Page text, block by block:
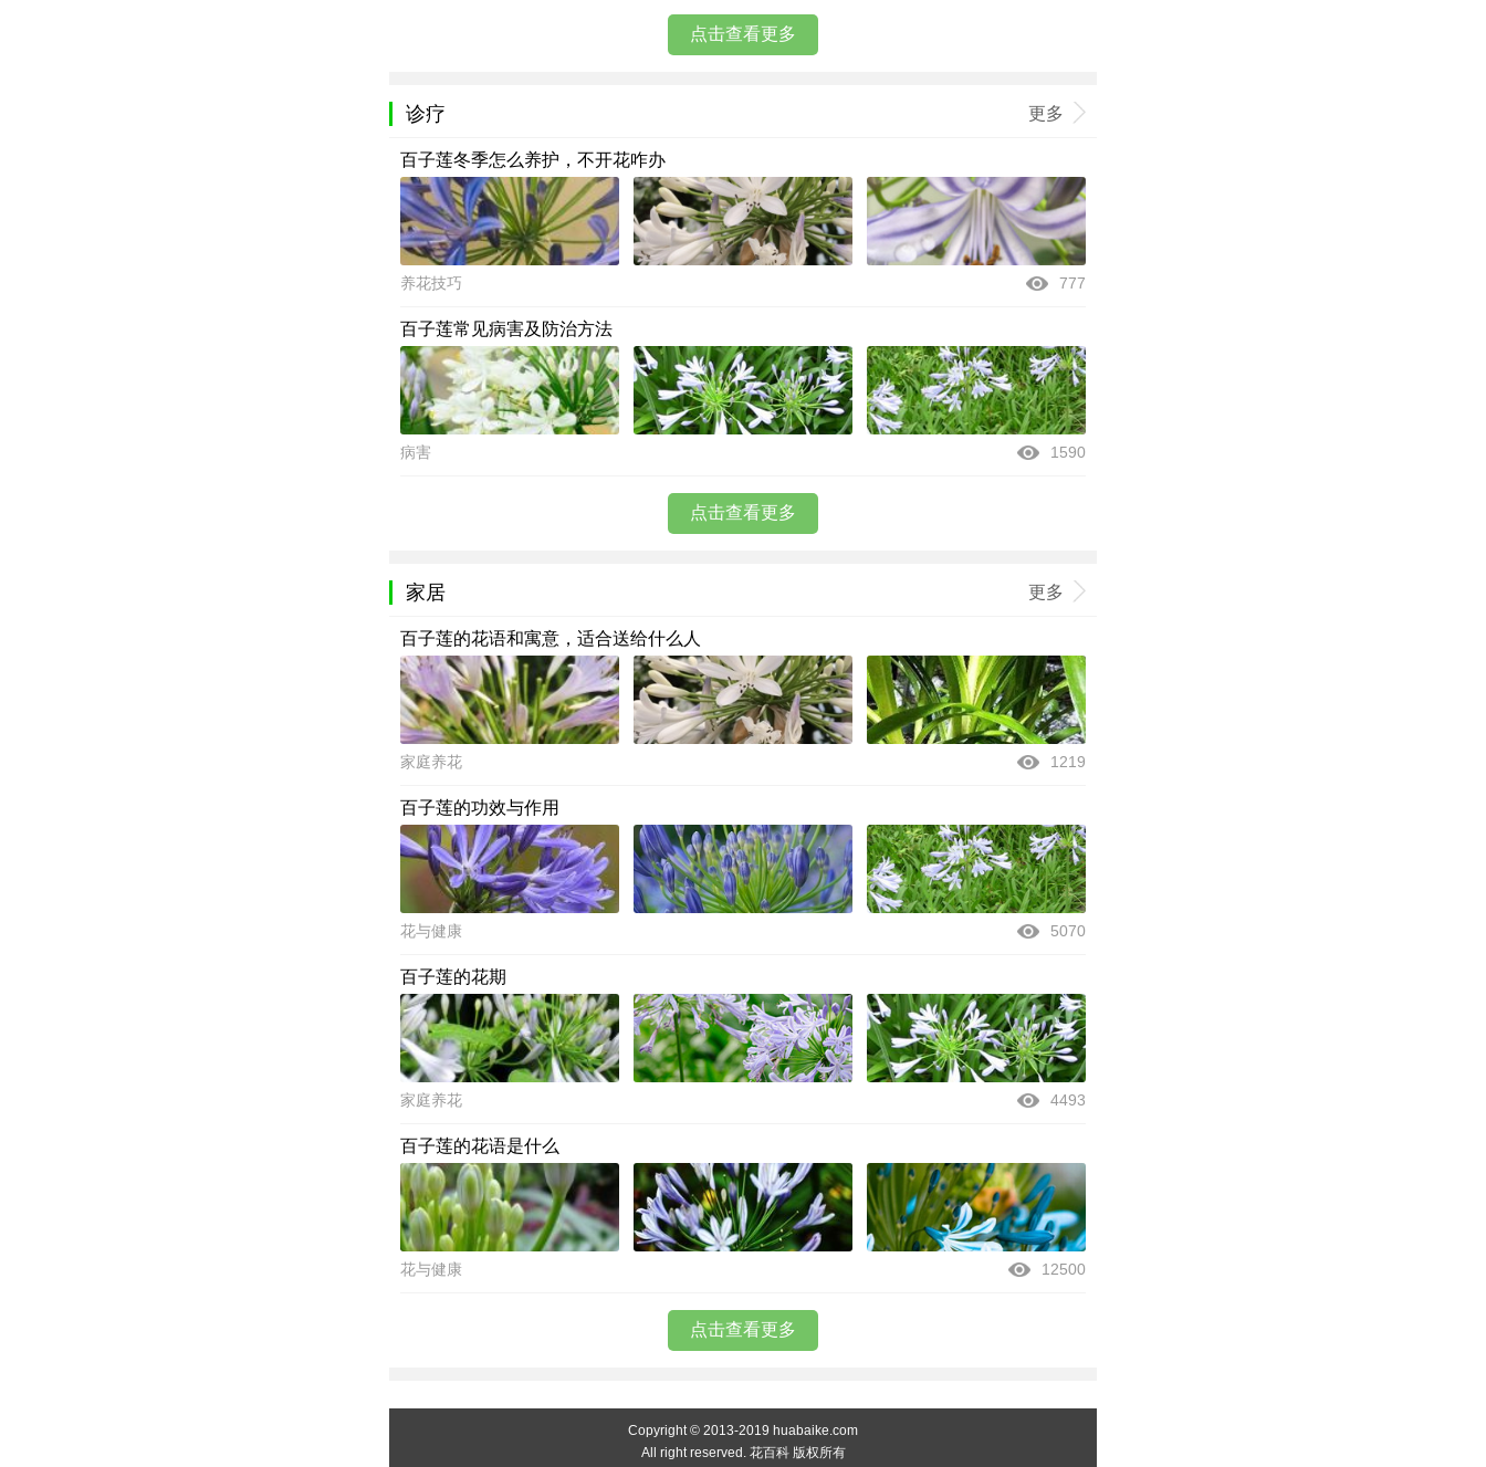
点击查看更多
诊疗 更多
百子莲冬季怎么养护，不开花咋办
养花技巧 777
百子莲常见病害及防治方法
病害 1590
点击查看更多
家居 更多
百子莲的花语和寓意，适合送给什么人
家庭养花 1219
百子莲的功效与作用
花与健康 5070
百子莲的花期
家庭养花 4493
百子莲的花语是什么
花与健康 12500
点击查看更多
Copyright © 2013-2019 huabaike.com
All right reserved. 花百科 版权所有